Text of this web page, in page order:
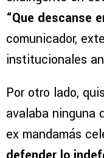
mensaje de
amigos y seres
exdirigente en
comunicador,
institucionales
Por otro lado,